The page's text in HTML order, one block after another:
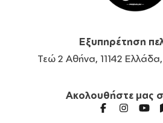
Εξυπηρέτηση
Τεώ 2 Αθήνα, 11142
Ακολουθήστε μας